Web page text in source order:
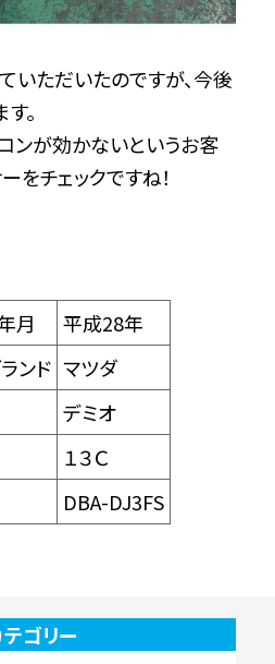
いただいたのですが、今後
。
ンが効かないというお客
をチェックですね！
月
平成28年
ンド マツダ
デミオ
１３Ｃ
DBA-DJ3FS
ゴリー